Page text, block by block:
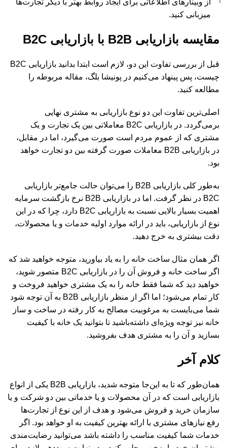
از وبینارهای اطلاعاتی برای ایجاد روابط بهتر با دیگر تجارت‌ها
میزبانی کنید.
مقایسه بازاریابی B2B با بازاریابی B2C
قبل از بررسی تفاوت این دو، لازم است ابتدا بدانید بازاریابی B2C
چیست، پس پینهاد می‌کنیم در پونیشا بلگ، مقاله مربوطه را
مطالعه کنید.
اصلی‌ترین تفاوت این دو نوع بازاریابی به مشتری نهایی
برمی‌گردد. در بازاریابی B2C معاملاتی بین یک تجارت و یک
مشتری که از عموم مردم است صورت می‌گیرد، اما در مقابل،
در بازاریابی B2B معاملات صورت گرفته بین دو تجارت خواهد
بود.
به‌طور کلی بازاریابی B2B را می‌توان حالت جامع‌تر بازاریابی
B2C در نظر گرفت. اما در بازاریابی B2B نرخ بازگشت سرمایه
اهمیت بسیار بالایی نسبت به بازاریابی B2C دارد، چرا که در این
نوع از بازاریابی، باید در ارائه موارد اولیه خدمات و یا محصولات،
دقت بیشتری به خرج دهید.
اگر همان مثال ساخت خانه را به یاد بیاورید، متوجه خواهید شد که
اگر ساخت خانه و فروش آن را در بازاریابی B2C متصور شوید،
خواهید دید که شما فقط خانه را به یک مشتری خواهید فروخت و
کار تمام می‌شود؛ اما اگر از منظر بازاریابی B2B به آن توجه شود
شما می‌بایست به مرغوبیت مصالح به کار رفته در ساخت و ساز
خانه نیز توجه ویژه‌ای داشته‌باشید تا بتوانید یک خانه با کیفیت
بسازید و آن را به مشتری هدف بفروشید.
کلام آخر
همان‌طور که تا به این‌جا متوجه شدید، بازاریابی B2B یکی از انواع
بازاریابی است که در آن محصولات و یا خدماتی بین دو شرکت و یا
سازمان خرید و فروش می‌شود و هدف از این نوع از تجارت‌ها
رفع نیاز‌های مشتری با ارائه بهترین کیفیت به او خواهد بود. اگر
خدمات شما کیفیت مناسب را داشته باشد می‌توانید رضایت‌مندی